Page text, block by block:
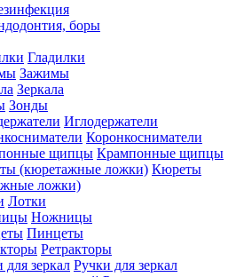
боры
Гладилки
Зажимы
Зеркала
Зонды
Иглодержатели
Коронкосниматели
Крампонные щипцы
Кюреты
ложки)
Лотки
Ножницы
Пинцеты
Ретракторы
Ручки для зеркал